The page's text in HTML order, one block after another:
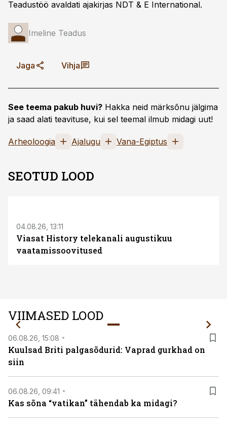
Teadustöö avaldati ajakirjas NDT & E International.
Imeline Teadus
Jaga Vihja
See teema pakub huvi? Hakka neid märksõnu jälgima
ja saad alati teavituse, kui sel teemal ilmub midagi uut!
Arheoloogia Ajalugu Vana-Egiptus
SEOTUD LOOD
04.08.26, 13:11
Viasat History telekanali augustikuu
vaatamissoovitused
VIIMASED LOOD
06.08.26, 15:08
Kuulsad Briti palgasõdurid: Vaprad gurkhad on
siin
06.08.26, 09:41
Kas sõna “vatikan” tähendab ka midagi?